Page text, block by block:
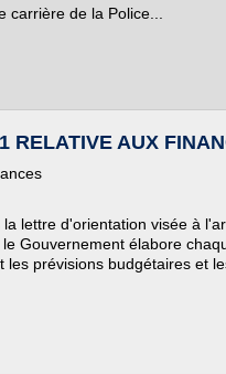
de la Police...
RELATIVE AUX
lettre d'orientation visée à
Gouvernement élabore
prévisions budgétaires et